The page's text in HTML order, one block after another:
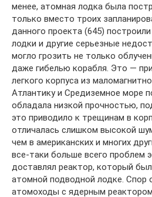
менее, атомная лодка была
только вместо троих
данного проекта (645)
лодки и другие серьезные
могло грозить не только
даже гибелью корабля. Это —
легкого корпуса из
Атлантику и Средиземное море
обладала низкой прочностью,
это приводило к трещинам в
отличалась слишком высокой
чем в американских и многих
все-таки больше всего проблем
доставлял реактор, который
атомной подводной лодке. Спор
атомоходы с ядерным